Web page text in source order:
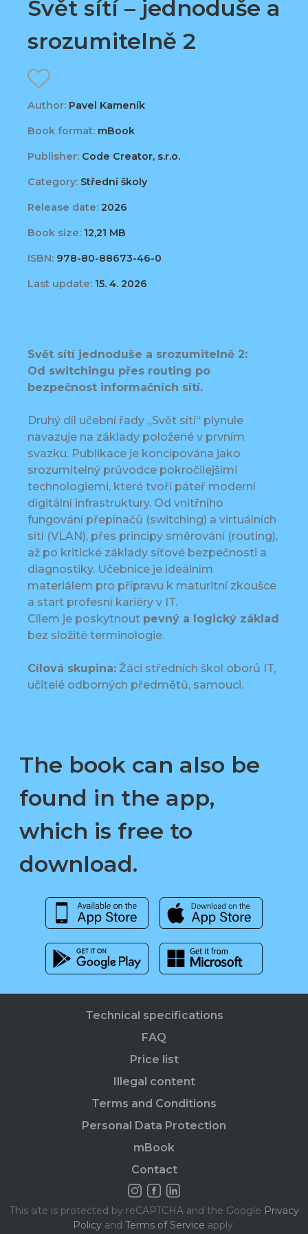
Svět sítí – jednoduše a
srozumitelně 2
Author: Pavel Kameník
Book format: mBook
Publisher: Code Creator, s.r.o.
Category: Střední školy
Release date: 2026
Book size: 12,21 MB
ISBN: 978-80-88673-46-0
Last update: 15. 4. 2026
Svět sítí jednoduše a srozumitelně 2:
Od switchingu přes routing po
bezpečnost informačních sítí.
Druhý díl učební řady „Svět sítí“ plynule
navazuje na základy položené v prvním
svazku. Publikace je koncipována jako
srozumitelný průvodce pokročilejšími
technologiemi, které tvoří páteř moderní
digitální infrastruktury. Od vnitřního
fungování přepínačů (switching) a virtuálních
sítí (VLAN), přes principy směrování (routing),
až po kritické základy síťové bezpečnosti a
diagnostiky. Učebnice je ideálním
materiálem pro přípravu k maturitní zkoušce
a start profesní kariéry v IT.
Cílem je poskytnout pevný a logický základ
bez složité terminologie.
Cílová skupina: Žáci středních škol oborů IT,
učitelé odborných předmětů, samouci.
The book can also be
found in the app,
which is free to
download.
Technical specifications
FAQ
Price list
Illegal content
Terms and Conditions
Personal Data Protection
mBook
Contact
This site is protected by reCAPTCHA and the Google Privacy
Policy and Terms of Service apply.